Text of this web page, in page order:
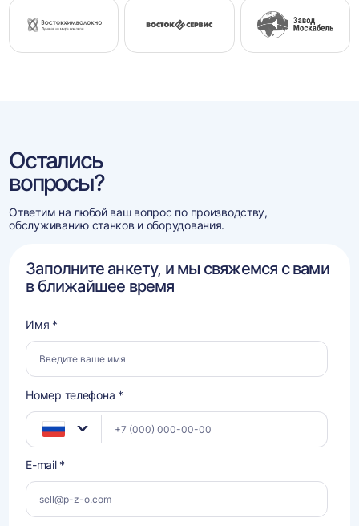
Остались
вопросы?
Ответим на любой ваш вопрос по производству,
обслуживанию станков и оборудования.
Заполните анкету, и мы свяжемся с вами
в ближайшее время
Имя *
Номер телефона *
E-mail *